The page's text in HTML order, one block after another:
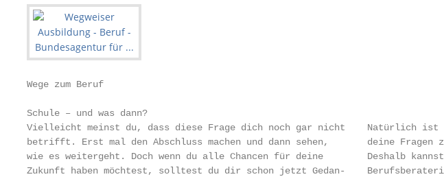
Wege zum Beruf
Schule – und was dann?
Vielleicht meinst du, dass diese Frage dich noch gar nicht    Natürlich ist
betrifft. Erst mal den Abschluss machen und dann sehen,       deine Fragen
wie es weitergeht. Doch wenn du alle Chancen für deine        Deshalb
Zukunft haben möchtest, solltest du dir schon jetzt Gedan-